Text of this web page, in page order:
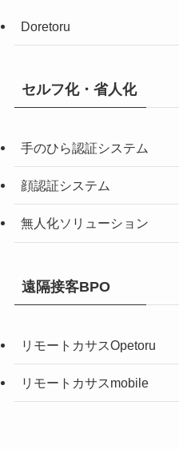
Doretoru
セルフ化・省人化
手のひら認証システム
顔認証システム
無人化ソリューション
遠隔接客BPO
リモートカサスOpetoru
リモートカサスmobile